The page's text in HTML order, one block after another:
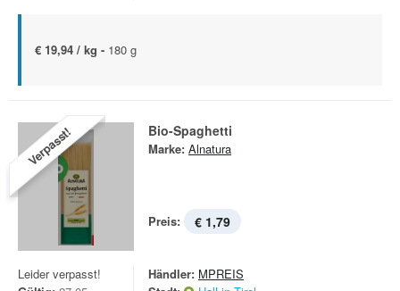
€ 19,94 / kg - 180 g
Verpasst! Bio-Spaghetti
Marke: Alnatura
Preis: € 1,79
Leider verpasst!
Händler: MPREIS